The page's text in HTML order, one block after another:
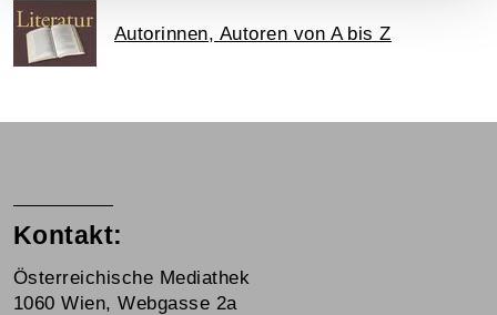
Autorinnen, Autoren von A bis Z
Kontakt:
Österreichische Mediathek
1060 Wien, Webgasse 2a